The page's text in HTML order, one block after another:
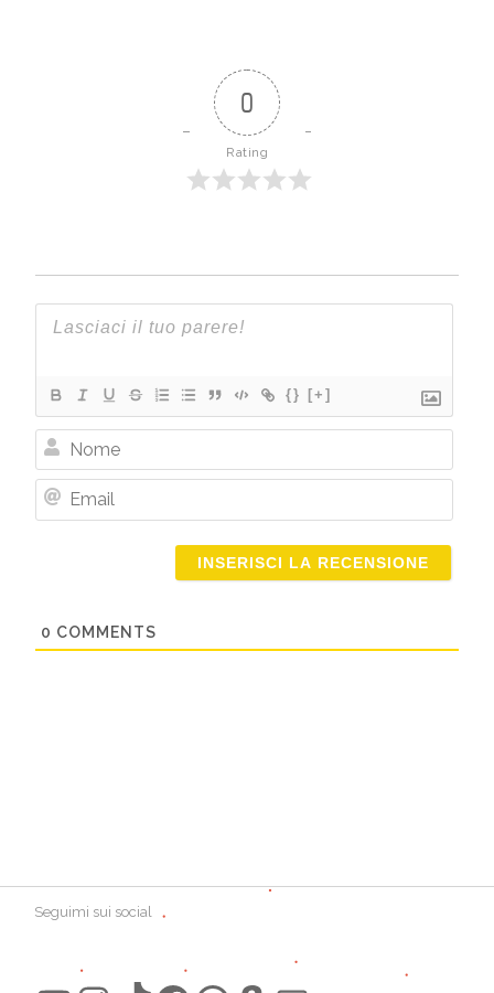
0
Rating
{} [+]
Nome
0 COMMENTS
Seguimi sui social